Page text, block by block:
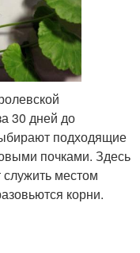
30 дней до
подходящие
почками. Здесь
служить местом
корни.